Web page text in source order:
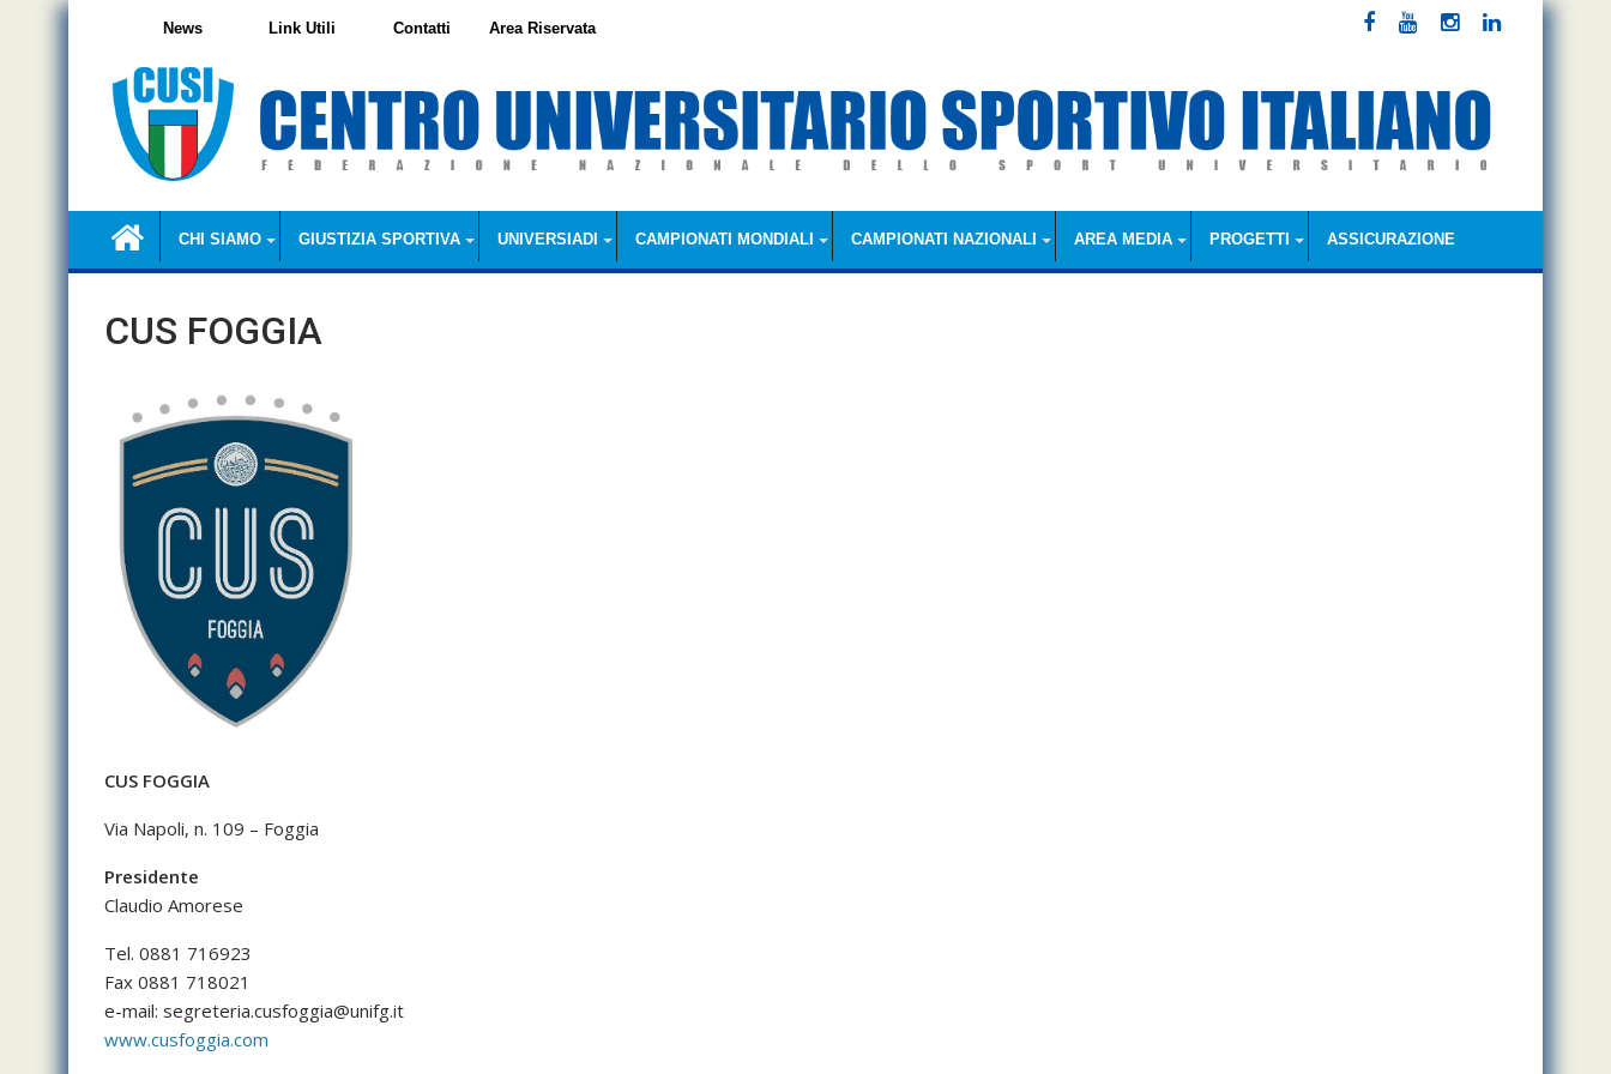
Skip
CHI SIAMO GIUSTIZIA SPORTIVA UNIVERSIADI CAMPIONATI MONDIALI CAMPIONATI NAZIONALI AREA MEDIA PROGETTI ASSICURAZIONE
News Link Utili Contatti Area Riservata
CUS FOGGIA
CUS FOGGIA
Via Napoli, n. 109 – Foggia
Presidente
Claudio Amorese
Tel. 0881 716923
Fax 0881 718021
e-mail: segreteria.cusfoggia@unifg.it
www.cusfoggia.com